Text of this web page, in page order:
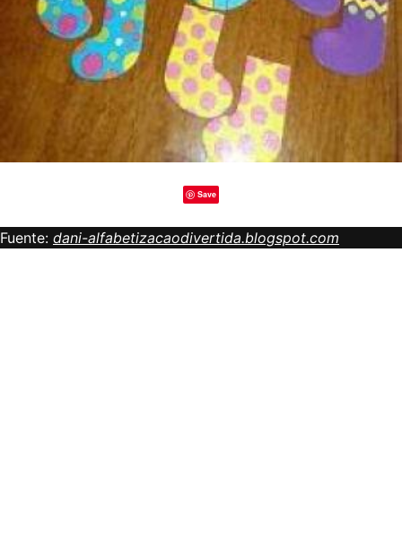
Save
Fuente: dani-alfabetizacaodivertida.blogspot.com